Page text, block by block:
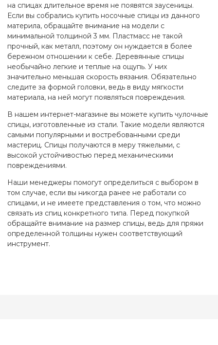
на спицах длительное время не появятся заусеницы.
Если вы собрались купить носочные спицы из данного
материла, обращайте внимание на модели с
минимальной толщиной 3 мм. Пластмасс не такой
прочный, как металл, поэтому он нуждается в более
бережном отношении к себе. Деревянные спицы
необычайно легкие и теплые на ощупь. У них
значительно меньшая скорость вязания. Обязательно
следите за формой головки, ведь в виду мягкости
материала, на ней могут появляться повреждения.
В нашем интернет-магазине вы можете купить чулочные
спицы, изготовленные из стали. Такие модели являются
самыми популярными и востребованными среди
мастериц. Спицы получаются в меру тяжелыми, с
высокой устойчивостью перед механическими
повреждениями.
Наши менеджеры помогут определиться с выбором в
том случае, если вы никогда ранее не работали со
спицами, и не имеете представления о том, что можно
связать из спиц конкретного типа. Перед покупкой
обращайте внимание на размер спицы, ведь для пряжи
определенной толщины нужен соответствующий
инструмент.